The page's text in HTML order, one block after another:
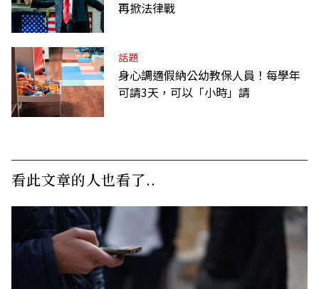
再掀法律戰
話題
身心調適假納公幼教保人員！每學年
可請3天，可以「小時」請
看此文章的人也看了..